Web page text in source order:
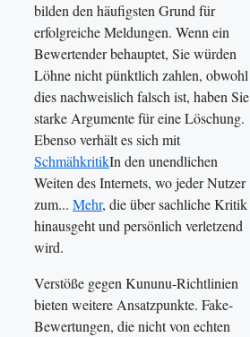
bilden den häufigsten Grund für
erfolgreiche Meldungen. Wenn ein
Bewertender behauptet, Sie würden
Löhne nicht pünktlich zahlen, obwohl
dies nachweislich falsch ist, haben Sie
starke Argumente für eine Löschung.
Ebenso verhält es sich mit
SchmähkritikIn den unendlichen
Weiten des Internets, wo jeder Nutzer
zum... Mehr, die über sachliche Kritik
hinausgeht und persönlich verletzend
wird.
Verstöße gegen Kununu-Richtlinien
bieten weitere Ansatzpunkte. Fake-
Bewertungen, die nicht von echten